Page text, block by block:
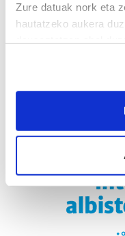
Zure datuak nork eta
hautatzeko aukera
If you allow, we would
Collect
Identify your
specific
Find out more about
and set your